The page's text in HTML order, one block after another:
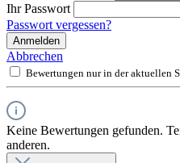
Ihr Passwort
Passwort vergessen?
Anmelden
Abbrechen
Bewertungen nur in der aktuellen
Keine Bewertungen gefunden.
anderen.